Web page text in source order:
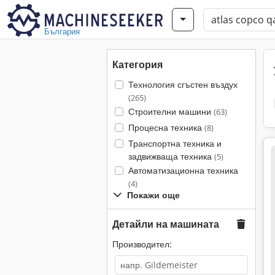
България
Категория
Технология сгъстен въздух
(265)
Строителни машини (63)
Процесна техника (8)
Транспортна техника и
задвижваща техника (5)
Автоматизационна техника
(4)
Покажи още
Детайли на машината
Производител: